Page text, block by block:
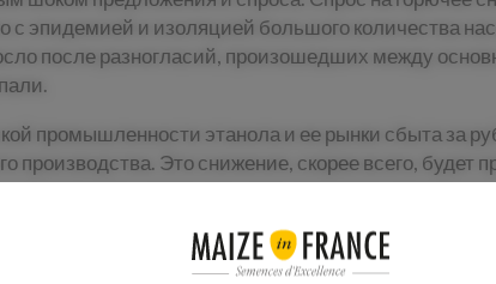
с эпидемией и изоляцией большого количества
после разногласий, произошедших между
промышленности этанола и ее рынки сбыта за
производства. Это снижение, скорее всего, будет
о полном или частичном закрытии своих
продолжится, так как эпидемия пока не